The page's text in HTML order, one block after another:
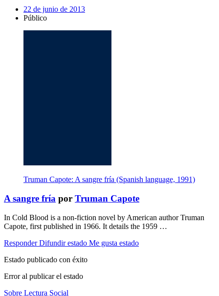
22 de junio de 2013
Público
Truman Capote: A sangre fría (Spanish language, 1991)
A sangre fría por Truman Capote
In Cold Blood is a non-fiction novel by American author Truman
Capote, first published in 1966. It details the 1959 …
Responder Difundir estado Me gusta estado
Estado publicado con éxito
Error al publicar el estado
Sobre Lectura Social